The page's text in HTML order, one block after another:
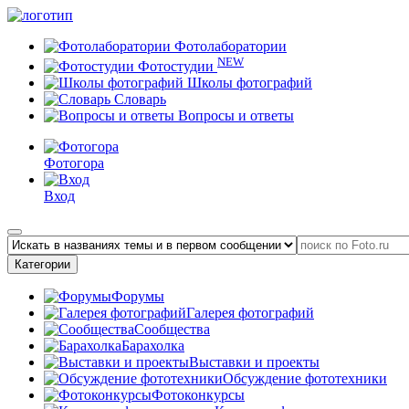
Фотолаборатории
Фотостудии NEW
Школы фотографий
Словарь
Вопросы и ответы
Фотогора
Вход
Категории
Форумы
Галерея фотографий
Сообщества
Барахолка
Выставки и проекты
Обсуждение фототехники
Фотоконкурсы